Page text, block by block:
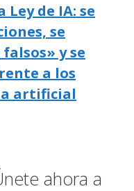
de IA: se
se
y se
a los
artificial
ahora a